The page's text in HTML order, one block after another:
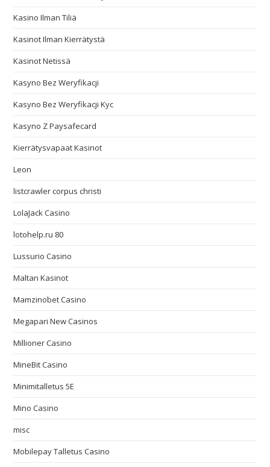
Kasino Ilman Tiliä
Kasinot Ilman Kierrätystä
Kasinot Netissä
Kasyno Bez Weryfikacji
Kasyno Bez Weryfikacji Kyc
Kasyno Z Paysafecard
Kierrätysvapaat Kasinot
Leon
listcrawler corpus christi
LolaJack Casino
lotohelp.ru 80
Lussurio Casino
Maltan Kasinot
Mamzinobet Casino
Megapari New Casinos
Millioner Casino
MineBit Casino
Minimitalletus 5E
Mino Casino
misc
Mobilepay Talletus Casino